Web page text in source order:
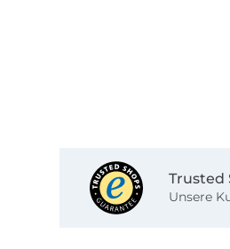
Trusted
Unsere